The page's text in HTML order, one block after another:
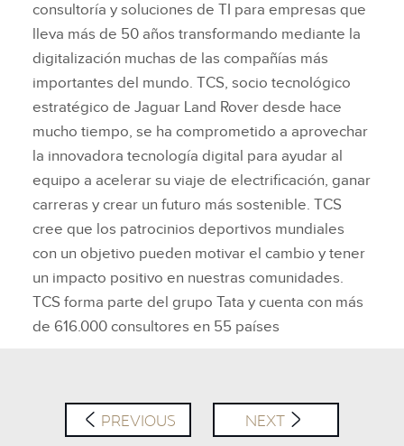
consultoría y soluciones de TI para empresas que
lleva más de 50 años transformando mediante la
digitalización muchas de las compañías más
importantes del mundo. TCS, socio tecnológico
estratégico de Jaguar Land Rover desde hace
mucho tiempo, se ha comprometido a aprovechar
la innovadora tecnología digital para ayudar al
equipo a acelerar su viaje de electrificación, ganar
carreras y crear un futuro más sostenible. TCS
cree que los patrocinios deportivos mundiales
con un objetivo pueden motivar el cambio y tener
un impacto positivo en nuestras comunidades.
TCS forma parte del grupo Tata y cuenta con más
de 616.000 consultores en 55 países
PREVIOUS NEXT